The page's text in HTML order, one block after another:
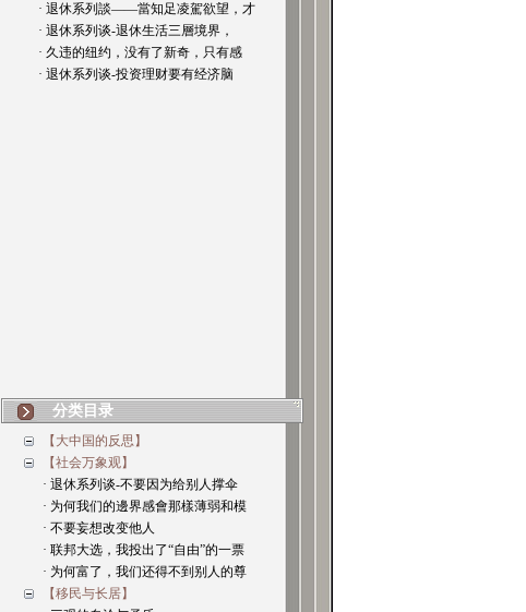
· 退休系列談——當知足凌駕欲望，才
· 退休系列谈-退休生活三層境界，
· 久违的纽约，没有了新奇，只有感
· 退休系列谈-投资理财要有经济脑
分类目录
【大中国的反思】
【社会万象观】
· 退休系列谈-不要因为给别人撑伞
· 为何我们的邊界感會那樣薄弱和模
· 不要妄想改变他人
· 联邦大选，我投出了“自由”的一票
· 为何富了，我们还得不到别人的尊
【移民与长居】